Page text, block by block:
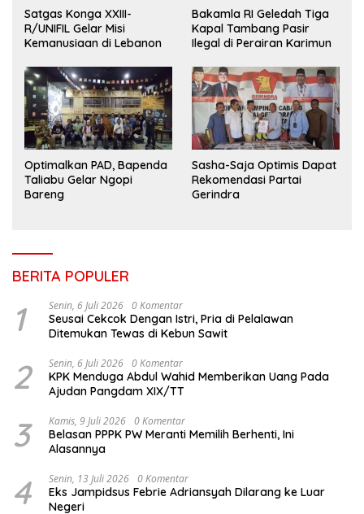
Satgas Konga XXIII-
R/UNIFIL Gelar Misi
Kemanusiaan di Lebanon
Bakamla RI Geledah Tiga
Kapal Tambang Pasir
Ilegal di Perairan Karimun
Optimalkan PAD, Bapenda
Taliabu Gelar Ngopi
Bareng
Sasha-Saja Optimis Dapat
Rekomendasi Partai
Gerindra
BERITA POPULER
1 Senin, 6 Juli 2026 0 Komentar
Seusai Cekcok Dengan Istri, Pria di Pelalawan
Ditemukan Tewas di Kebun Sawit
2 Senin, 6 Juli 2026 0 Komentar
KPK Menduga Abdul Wahid Memberikan Uang Pada
Ajudan Pangdam XIX/TT
3 Kamis, 9 Juli 2026 0 Komentar
Belasan PPPK PW Meranti Memilih Berhenti, Ini
Alasannya
4 Senin, 13 Juli 2026 0 Komentar
Eks Jampidsus Febrie Adriansyah Dilarang ke Luar
Negeri